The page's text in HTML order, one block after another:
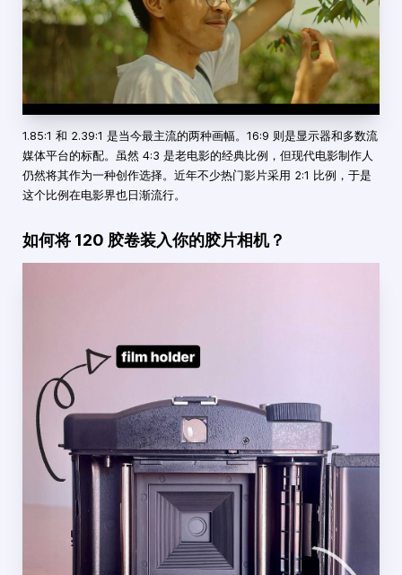
1.85:1 和 2.39:1 是当今最主流的两种画幅。16:9 则是显示器和多数流
媒体平台的标配。虽然 4:3 是老电影的经典比例，但现代电影制作人
仍然将其作为一种创作选择。近年不少热门影片采用 2:1 比例，于是
这个比例在电影界也日渐流行。
如何将 120 胶卷装入你的胶片相机？